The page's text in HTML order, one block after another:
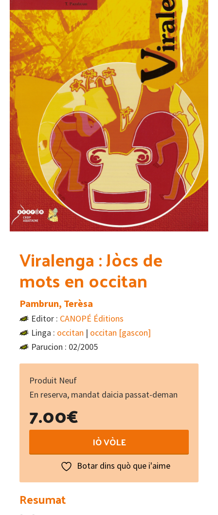
Viralenga : Jòcs de
mots en occitan
Pambrun, Terèsa
Editor : CANOPÉ Éditions
Linga : occitan | occitan [gascon]
Parucion : 02/2005
Produit Neuf
En reserva, mandat daicia passat-deman
7.00€
:
en
IÒ VÒLE
Botar dins quò que i'aime
Resumat